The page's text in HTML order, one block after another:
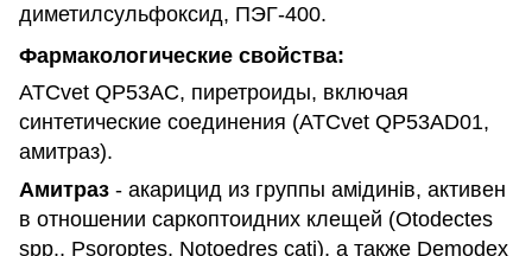
диметилсульфоксид, ПЭГ-400.
Фармакологические свойства:
ATCvet QP53АС, пиретроиды, включая
синтетические соединения (ATCvet QP53АD01,
амитраз).
Амитраз - акарицид из группы амідинів, активен
в отношении саркоптоидних клещей (Otodectes
spp., Psoroptes, Notoedres cati), а также Demodex